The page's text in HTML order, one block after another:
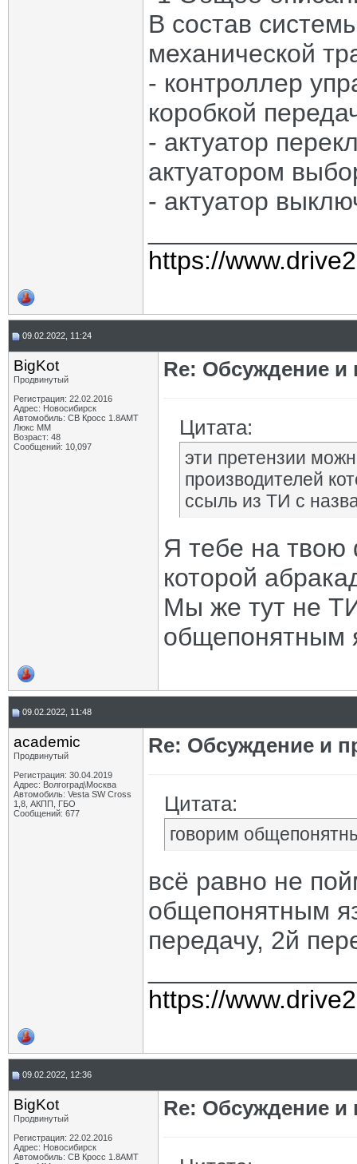
В состав
механической
- контроллер
коробкой
- актуатор
актуатором
- актуатор
https://
09.02.2022, 11:24
BigKot
Продвинутый
Регистрация: 22.02.2016
Адрес: Новосибирск
Автомобиль: СВ Кросс 1.8АМТ
Люкс ММ
Возраст: 48
Сообщений: 10,097
Re: Обсуждение
Цитата:
эти претензии
производителей
ссыль из ТИ с
Я тебе на твою
которой
Мы же тут не
общепонятным
09.02.2022, 11:48
academic
Продвинутый
Регистрация: 30.04.2019
Адрес: Волгоград\Москва
Автомобиль: Vesta SW Cross
1,8, АКПП, ГБО
Сообщений: 677
Re: Обсуждение и
Цитата:
говорим
всё равно не
общепонятным
передачу, 2й
https://
09.02.2022, 12:36
BigKot
Продвинутый
Регистрация: 22.02.2016
Адрес: Новосибирск
Автомобиль: СВ Кросс 1.8АМТ
Re: Обсуждение